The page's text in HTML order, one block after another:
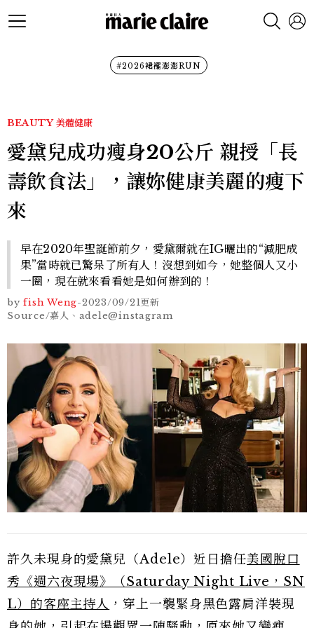
#2026裙襬澎澎RUN
BEAUTY 美體健康
愛黛兒成功瘦身20公斤 親授「長
壽飲食法」，讓妳健康美麗的瘦下
來
早在2020年聖誕節前夕，愛黛爾就在IG曬出的“減肥成
果”當時就已驚呆了所有人！沒想到如今，她整個人又小
一圈，現在就來看看她是如何辦到的！
by fish Weng-2023/09/21更新
Source/嘉人、adele@instagram
許久未現身的愛黛兒（Adele）近日擔任美國脫口
秀《週六夜現場》（Saturday Night Live，SN
L）的客座主持人 ，穿上一襲緊身黑色露肩洋裝現